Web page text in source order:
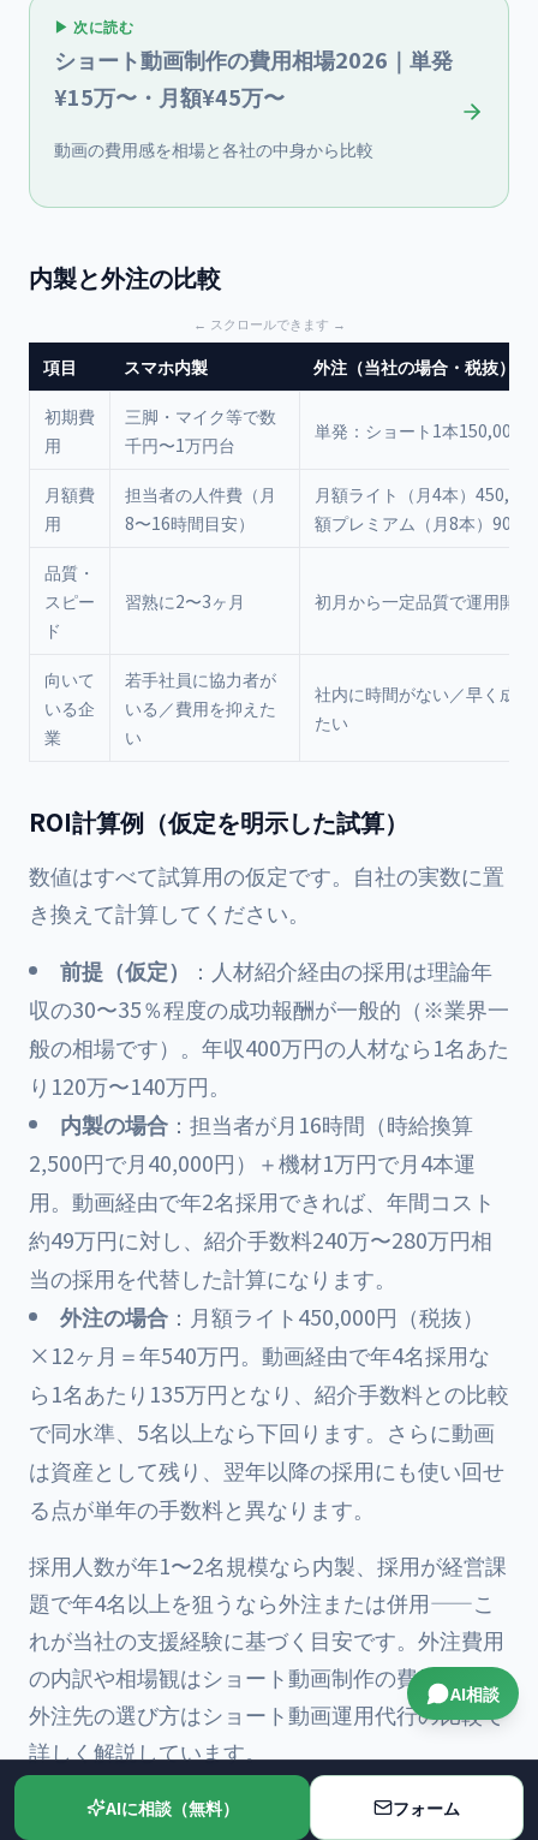
▶ 次に読む
ショート動画制作の費用相場2026｜単発
¥15万〜・月額¥45万〜
動画の費用感を相場と各社の中身から比較
内製と外注の比較
項目 スマホ内製 外注（当社の場合・税抜）
初期費
用
三脚・マイク等で数
千円〜1万円台
単発：ショート1本150,000
月額費
用
担当者の人件費（月
8〜16時間目安）
月額ライト（月4本）
額プレミアム（月8本）
品質・
スピー
ド
習熟に2〜3ヶ月 初月から一定品質で運用開始
向いて
いる企
業
若手社員に協力者が
いる／費用を抑えた
い
社内に時間がない／早く成
たい
ROI計算例（仮定を明示した試算）
数値はすべて試算用の仮定です。自社の実数に置
き換えて計算してください。
前提（仮定）
：人材紹介経由の採用は理論年
収の30〜35％程度の成功報酬が一般的（※業界一
般の相場です）。年収400万円の人材なら1名あた
り120万〜140万円。
内製の場合 ：担当者が月16時間（時給換算
2,500円で月40,000円）＋機材1万円で月4本運
用。動画経由で年2名採用できれば、年間コスト
約49万円に対し、紹介手数料240万〜280万円相
当の採用を代替した計算になります。
外注の場合 ：月額ライト450,000円（税抜）
×12ヶ月＝年540万円。動画経由で年4名採用な
ら1名あたり135万円となり、紹介手数料との比較
で同水準、5名以上なら下回ります。さらに動画
は資産として残り、翌年以降の採用にも使い回せ
る点が単年の手数料と異なります。
採用人数が年1〜2名規模なら内製、採用が経営課
題で年4名以上を狙うなら外注または併用——こ
れが当社の支援経験に基づく目安です。外注費用
の内訳や相場観はショート動画制作の費用相場、
外注先の選び方はショート動画運用代行の比較で
詳しく解説しています。
AIに相談（無料） フォーム
AI相談